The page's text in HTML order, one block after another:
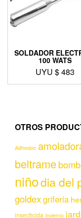
SOLDADOR
100 WATS
UYU $483
OTROS
Adhesivo
beltrame
niñodia del
goldexgriferia
insecticida invierno